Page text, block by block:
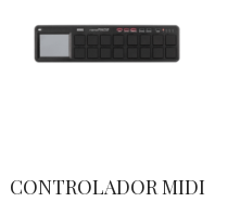
CONTROLADOR MIDI